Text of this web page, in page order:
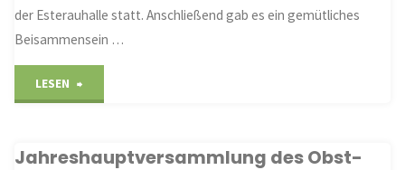
der Esterauhalle statt. Anschließend gab es ein gemütliches
Beisammensein …
LESEN
der
Jahreshauptversammlung des Obst-